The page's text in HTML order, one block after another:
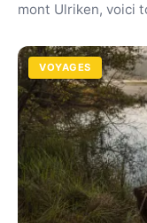
mont Ulriken, voici
VOYAGES